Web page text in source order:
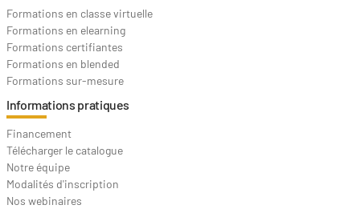
Formations en classe virtuelle
Formations en elearning
Formations certifiantes
Formations en blended
Formations sur-mesure
Informations pratiques
Financement
Télécharger le catalogue
Notre équipe
Modalités d'inscription
Nos webinaires